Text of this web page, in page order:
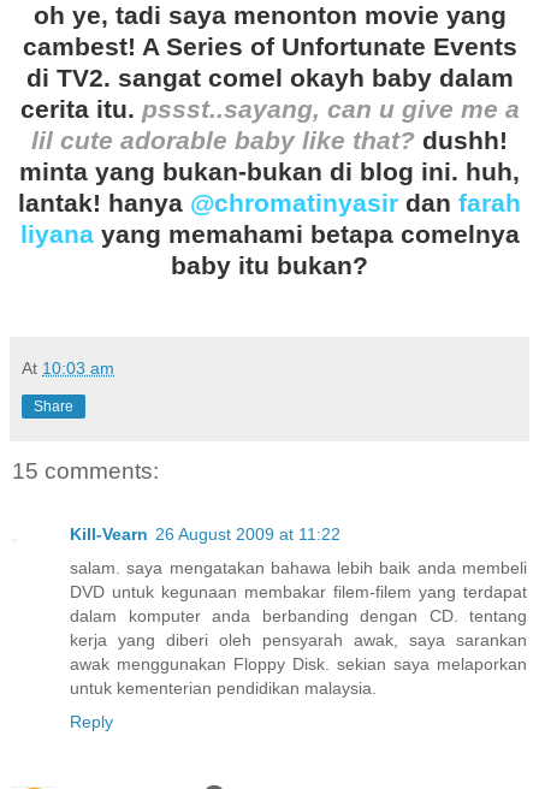
oh ye, tadi saya menonton movie yang
cambest! A Series of Unfortunate Events
di TV2. sangat comel okayh baby dalam
cerita itu. pssst..sayang, can u give me a
lil cute adorable baby like that? dushh!
minta yang bukan-bukan di blog ini. huh,
lantak! hanya @chromatinyasir dan farah
liyanayang memahami betapa comelnya
baby itu bukan?
At 10:03 am
Share
15 comments:
Kill-Vearn 26 August 2009 at 11:22
salam. saya mengatakan bahawa lebih baik anda membeli
DVD untuk kegunaan membakar filem-filem yang terdapat
dalam komputer anda berbanding dengan CD. tentang
kerja yang diberi oleh pensyarah awak, saya sarankan
awak menggunakan Floppy Disk. sekian saya melaporkan
untuk kementerian pendidikan malaysia.
Reply